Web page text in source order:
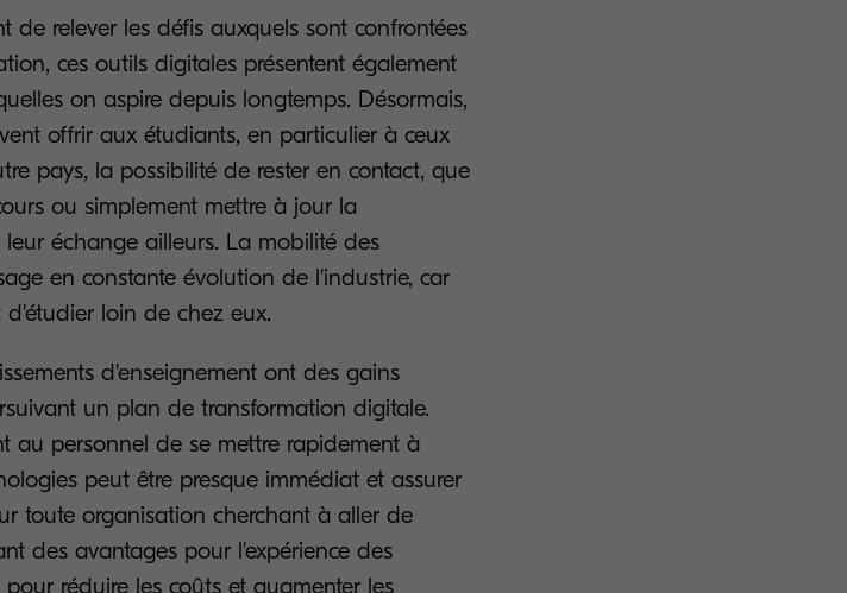
relever les défis auxquels sont confrontées
ces outils digitales présentent également
on aspire depuis longtemps. Désormais,
offrir aux étudiants, en particulier à ceux
pays, la possibilité de rester en contact, que
ou simplement mettre à jour la
échange ailleurs. La mobilité des
en constante évolution de l'industrie, car
loin de chez eux.
d'enseignement ont des gains
un plan de transformation digitale.
au personnel de se mettre rapidement à
peut être presque immédiat et assurer
toute organisation cherchant à aller de
des avantages pour l'expérience des
réduire les coûts et augmenter les